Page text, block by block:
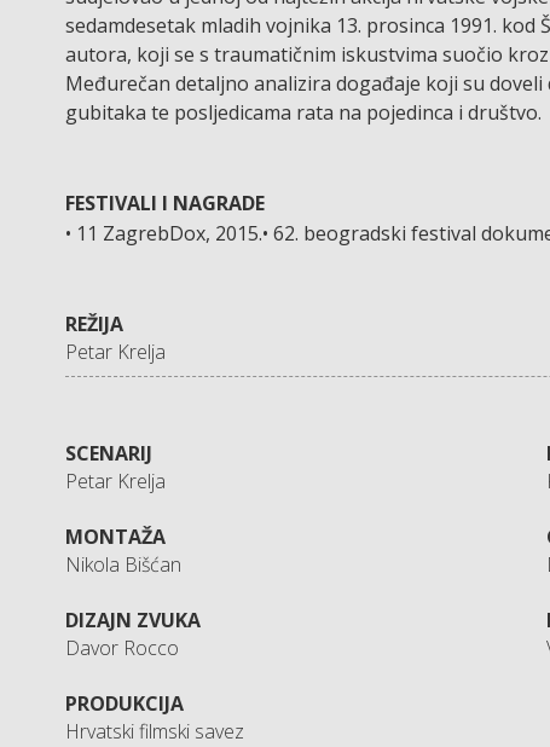
sedamdesetak mladih vojnika 13. prosinca 1991.
autora, koji se s traumatičnim iskustvima suočio
Međurečan detaljno analizira događaje koji su
gubitaka te posljedicama rata na pojedinca i društvo.
FESTIVALI I NAGRADE
• 11 ZagrebDox, 2015.• 62. beogradski festival
REŽIJA
Petar Krelja
SCENARIJ
Petar Krelja
MONTAŽA
Nikola Bišćan
DIZAJN ZVUKA
Davor Rocco
PRODUKCIJA
Hrvatski filmski savez